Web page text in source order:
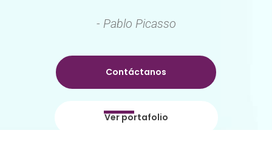
Contáctanos
Ver portafolio